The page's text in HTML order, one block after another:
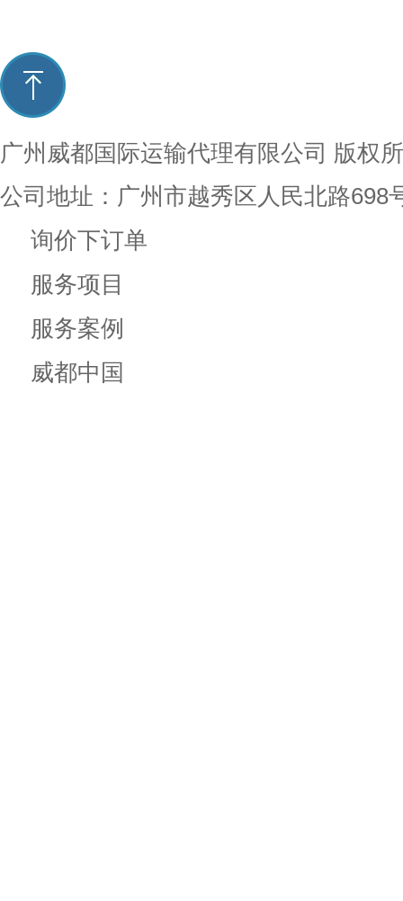
广州威都国际运输代理有限公司 版权
公司地址：广州市越秀区人民北路698
询价下订单
服务项目
服务案例
威都中国